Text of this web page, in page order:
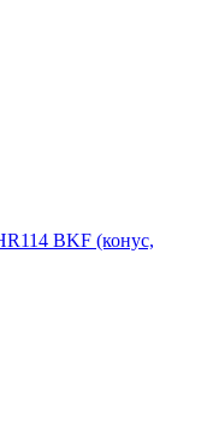
BKF (конус,